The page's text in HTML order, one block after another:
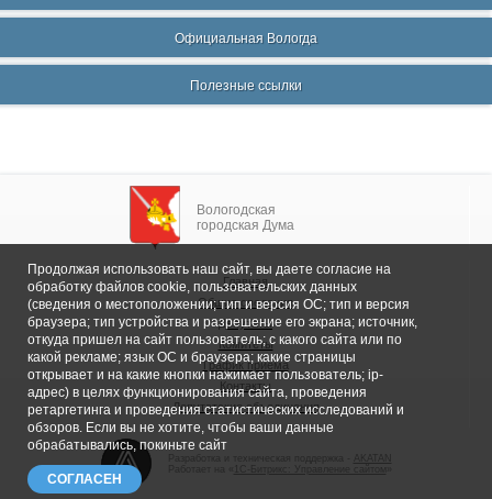
Официальная Вологда
Полезные ссылки
Вологодская
городская Дума
Главная
Общие сведения
Депутаты
Комитеты
График приема
Контакты
Депутатские объединения
1С-Битрикс: Управление сайтом
Продолжая использовать наш сайт, вы даете согласие на
обработку файлов cookie, пользовательских данных
(сведения о местоположении; тип и версия ОС; тип и версия
браузера; тип устройства и разрешение его экрана; источник,
откуда пришел на сайт пользователь; с какого сайта или по
какой рекламе; язык ОС и браузера; какие страницы
открывает и на какие кнопки нажимает пользователь; ip-
адрес) в целях функционирования сайта, проведения
ретаргетинга и проведения статистических исследований и
обзоров. Если вы не хотите, чтобы ваши данные
обрабатывались, покиньте сайт
СОГЛАСЕН